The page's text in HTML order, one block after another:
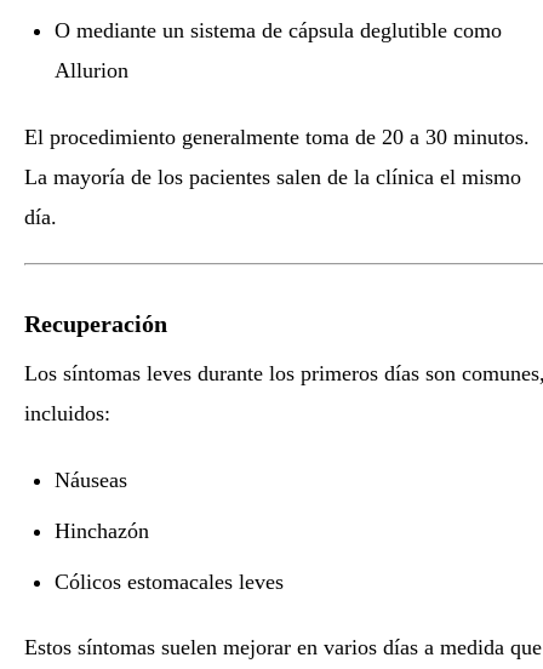
O mediante un sistema de cápsula deglutible como
Allurion
El procedimiento generalmente toma de 20 a 30 minutos.
La mayoría de los pacientes salen de la clínica el mismo
día.
Recuperación
Los síntomas leves durante los primeros días son
incluidos:
Náuseas
Hinchazón
Cólicos estomacales leves
Estos síntomas suelen mejorar en varios días a medida que